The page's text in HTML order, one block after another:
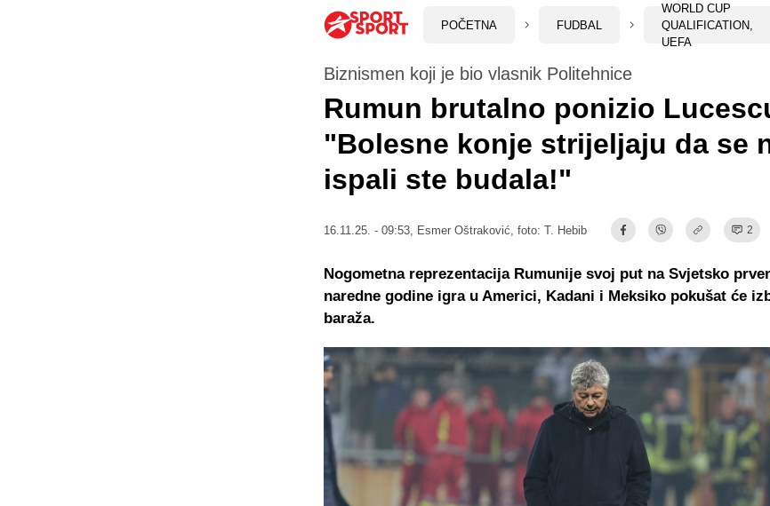
POČETNA FUDBAL
WORLD CUP
QUALIFICATION,
UEFA
Biznismen koji je bio vlasnik Politehnice
Rumun brutalno ponizio
"Bolesne konje strijeljaju da se
ispali ste budala!"
16.11.25. - 09:53, Esmer Oštraković , foto: T. Hebib 2
Nogometna reprezentacija Rumunije svoj put na Svjetsko
naredne godine igra u Americi, Kadani i Meksiko pokušat će
baraža.